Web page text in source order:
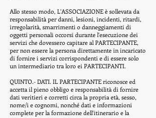
Allo stesso modo, L'ASSOCIAZIONE è sollevata da
responsabilità per danni, lesioni, incidenti, ritardi,
irregolarità, smarrimenti o danneggiamenti di
oggetti personali occorsi durante l'esecuzione dei
servizi che dovessero capitare al PARTECIPANTE,
per non essere la persona direttamente in incaricato
di fornire i servizi corrispondenti e di essere solo
un intermediario tra loro ei PARTECIPANTI.
QUINTO.- DATI. IL PARTECIPANTE riconosce ed
accetta il pieno obbligo e responsabilità di fornire
dati veritieri e corretti circa la propria età, sesso,
nome/i e cognomi, nonché dati e informazioni
complete per la formazione dell'itinerario e la